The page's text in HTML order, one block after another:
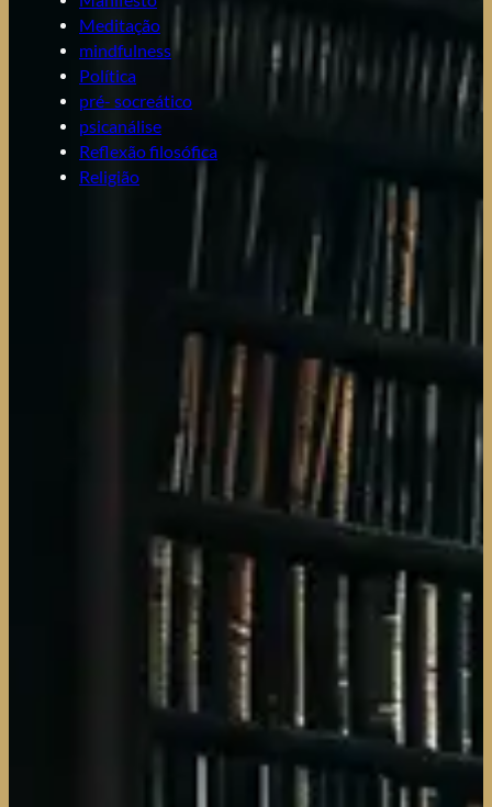
Meditação
mindfulness
Política
pré- socreático
psicanálise
Reflexão filosófica
Religião